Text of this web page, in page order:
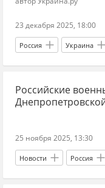
23 декабря 2025, 18:00
Россия Украина
Дональд Трамп
Такер Карлсон The
Вооруженные силы
Российские
25 ноября 2025, 13:30
Новости Россия
Днепропетровская